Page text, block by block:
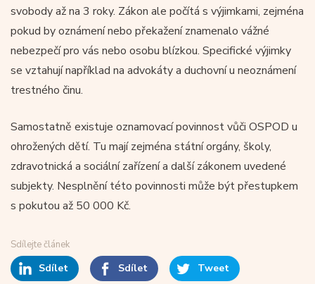
svobody až na 3 roky. Zákon ale počítá s výjimkami, zejména
pokud by oznámení nebo překažení znamenalo vážné
nebezpečí pro vás nebo osobu blízkou. Specifické výjimky
se vztahují například na advokáty a duchovní u neoznámení
trestného činu.
Samostatně existuje oznamovací povinnost vůči OSPOD u
ohrožených dětí. Tu mají zejména státní orgány, školy,
zdravotnická a sociální zařízení a další zákonem uvedené
subjekty. Nesplnění této povinnosti může být přestupkem
s pokutou až 50 000 Kč.
Sdílejte článek
Sdílet Sdílet Tweet